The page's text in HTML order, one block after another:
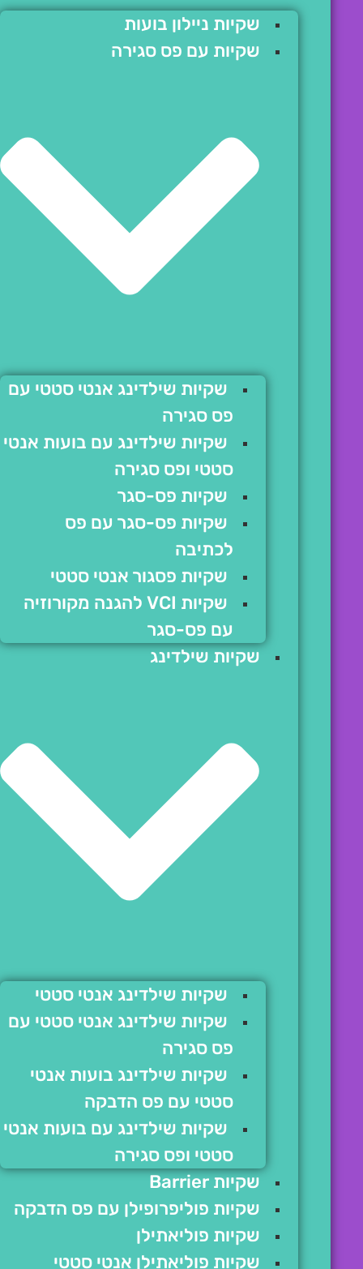
שקיות ניילון בועות
שקיות עם פס סגירה
שקיות שילדינג אנטי סטטי עם
פס סגירה
שקיות שילדינג עם בועות אנטי
סטטי ופס סגירה
שקיות פס-סגר
שקיות פס-סגר עם פס
לכתיבה
שקיות פסגור אנטי סטטי
שקיות VCI להגנה מקורוזיה
עם פס-סגר
שקיות שילדינג
שקיות שילדינג אנטי סטטי
שקיות שילדינג אנטי סטטי עם
פס סגירה
שקיות שילדינג בועות אנטי
סטטי עם פס הדבקה
שקיות שילדינג עם בועות אנטי
סטטי ופס סגירה
שקיות Barrier
שקיות פוליפרופילן עם פס הדבקה
שקיות פוליאתילן
שקיות פוליאתילן אנטי סטטי